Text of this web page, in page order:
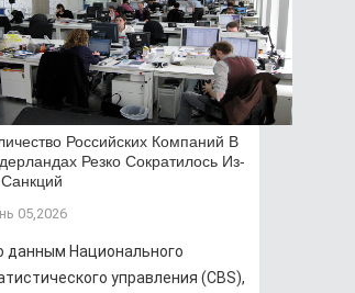
Российских Компаний В
Резко Сократилось Из-
05,2026
данным Национального
управления (CBS),